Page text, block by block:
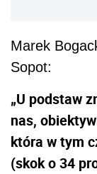
Marek
Sopot:
„U podstaw
nas,
która w tym
(skok o 34